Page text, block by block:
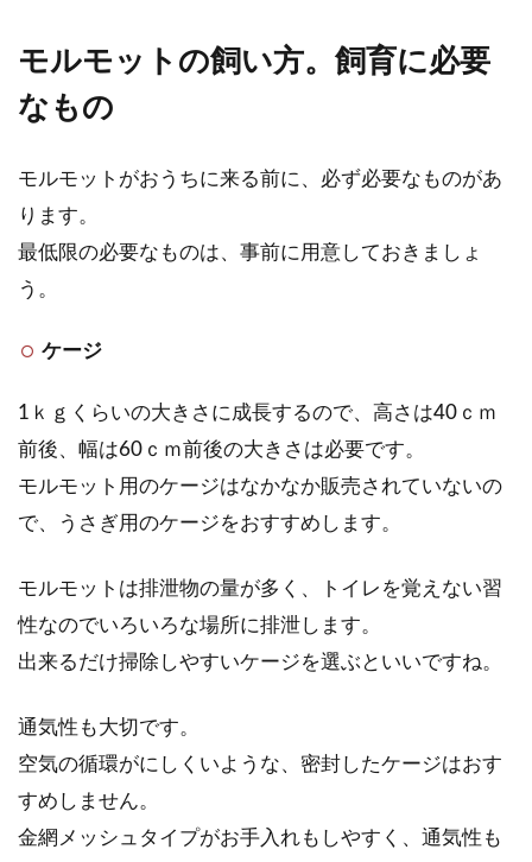
モルモットの飼い方。飼育に必要
なもの
モルモットがおうちに来る前に、必ず必要なものがあ
ります。
最低限の必要なものは、事前に用意しておきましょ
う。
ケージ
1ｋｇくらいの大きさに成長するので、高さは40ｃｍ
前後、幅は60ｃｍ前後の大きさは必要です。
モルモット用のケージはなかなか販売されていないの
で、うさぎ用のケージをおすすめします。
モルモットは排泄物の量が多く、トイレを覚えない習
性なのでいろいろな場所に排泄します。
出来るだけ掃除しやすいケージを選ぶといいですね。
通気性も大切です。
空気の循環がにしくいような、密封したケージはおす
すめしません。
金網メッシュタイプがお手入れもしやすく、通気性も